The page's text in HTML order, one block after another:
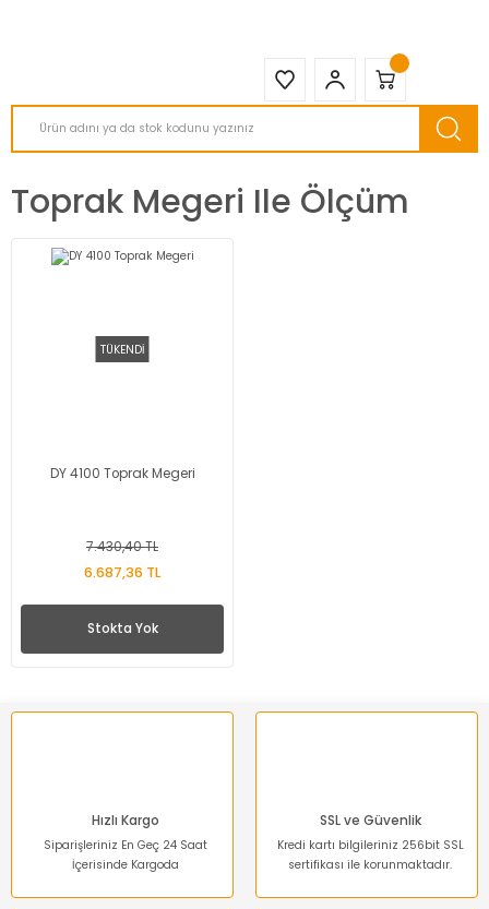
Toprak Megeri Ile Ölçüm
TÜKENDİ
DY 4100 Toprak Megeri
7.430,40 TL
6.687,36 TL
Stokta Yok
Hızlı Kargo
Siparişleriniz En Geç 24 Saat
İçerisinde Kargoda
SSL ve Güvenlik
Kredi kartı bilgileriniz 256bit SSL
sertifikası ile korunmaktadır.